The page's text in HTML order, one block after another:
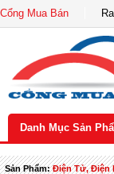
Cổng Mua Bán
Danh Mục Sản
Sản Phẩm:Điện Tử, Điện